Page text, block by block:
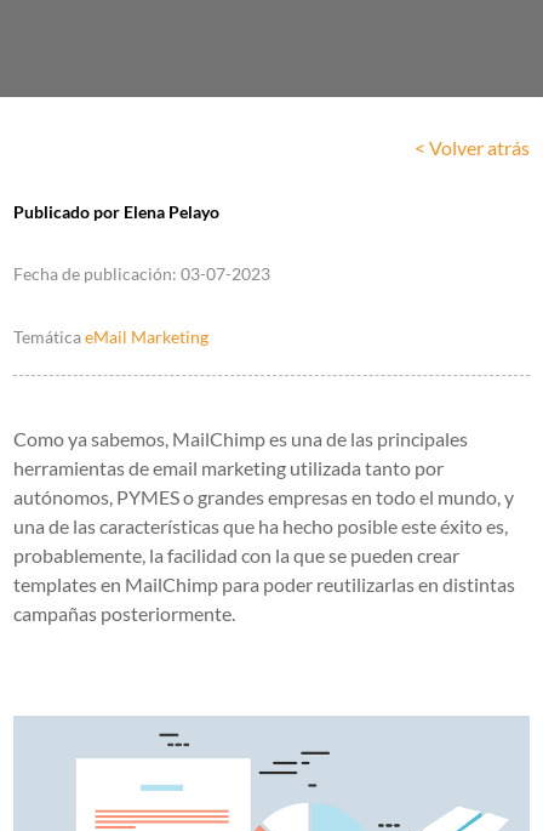
< Volver atrás
Publicado por Elena Pelayo
Fecha de publicación:03-07-2023
TemáticaeMail Marketing
Como ya sabemos, MailChimp es una de las principales
herramientas de email marketing utilizada tanto por
autónomos, PYMES o grandes empresas en todo el mundo, y
una de las características que ha hecho posible este éxito es,
probablemente, la facilidad con la que se pueden crear
templates en MailChimp para poder reutilizarlas en distintas
campañas posteriormente.